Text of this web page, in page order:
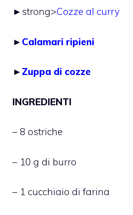
►strong>Cozze al curry
► Calamari ripieni
► Zuppa di cozze
INGREDIENTI
– 8 ostriche
– 10 g di burro
– 1 cucchiaio di farina